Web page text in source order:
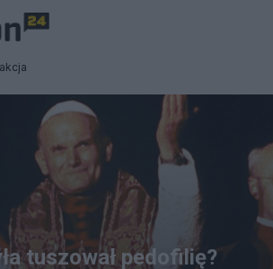
tuszował pedofilię?